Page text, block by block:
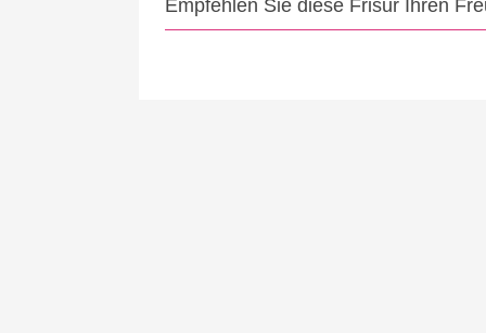
Empfehlen Sie diese Frisur Ihren